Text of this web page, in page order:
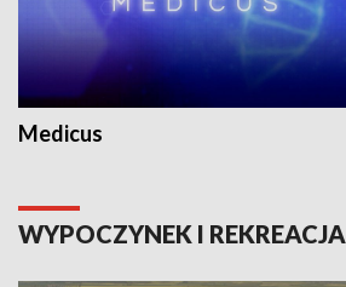
Medicus
WYPOCZYNEK I REKREACJA